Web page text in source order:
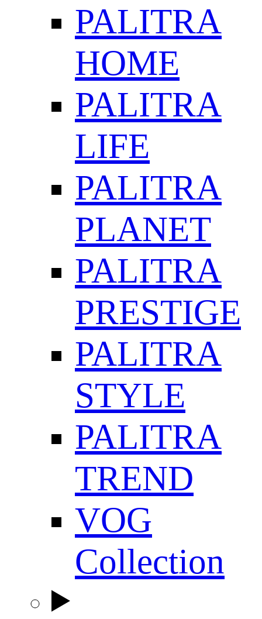
PALITRA
HOME
PALITRA
LIFE
PALITRA
PLANET
PALITRA
PRESTIGE
PALITRA
STYLE
PALITRA
TREND
VOG
Collection